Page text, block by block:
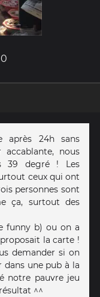
0
après 24h sans
nous
39 degré ! Les
ceux qui ont
personnes sont
ça, surtout des
funny b) ou on a
la carte !
demander si on
une pub à la
notre pauvre jeu
^^